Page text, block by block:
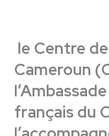
le Centre
Cameroun
français du